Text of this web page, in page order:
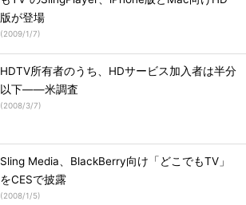
版が登場
(2009/1/7)
HDTV所有者のうち、HDサービス加入者は半分
以下――米調査
(2008/3/7)
Sling Media、BlackBerry向け「どこでもTV」
をCESで披露
(2008/1/5)